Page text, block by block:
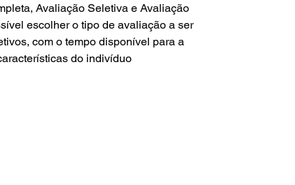
Avaliação Seletiva e Avaliação
escolher o tipo de avaliação a ser
com o tempo disponível para a
do indivíduo